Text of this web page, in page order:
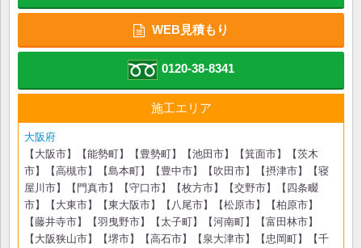
WEB見積もり
0120-38-8341
施工エリア
大阪府
【大阪市】【能勢町】【豊勢町】【池田市】【箕面市】【茨木
市】【高槻市】【島本町】【豊中市】【吹田市】【摂津市】【寝
屋川市】【門真市】【守口市】【枚方市】【交野市】【四条畷
市】【大東市】【東大阪市】【八尾市】【松原市】【柏原市】
【藤井寺市】【羽曳野市】【太子町】【河南町】【富田林市】
【大阪狭山市】【堺市】【高石市】【泉大津市】【忠岡町】【千